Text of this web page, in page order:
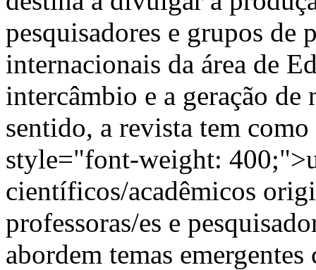
pesquisadores e grupos de
internacionais da área de
intercâmbio e a geração de
sentido, a revista tem
style="font-weight:
científicos/acadêmicos
professoras/es e
abordem temas